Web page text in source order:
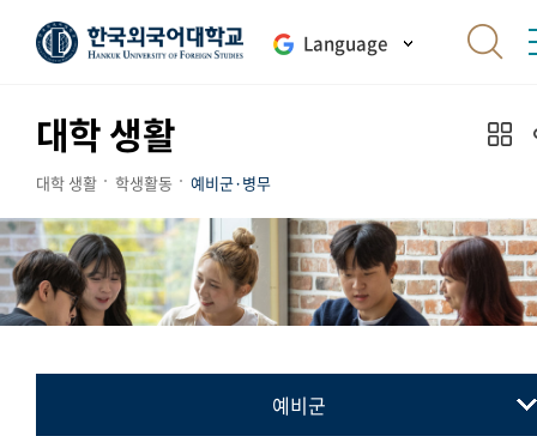
Language
대학 생활
대학 생활 학생활동 예비군·병무
예비군